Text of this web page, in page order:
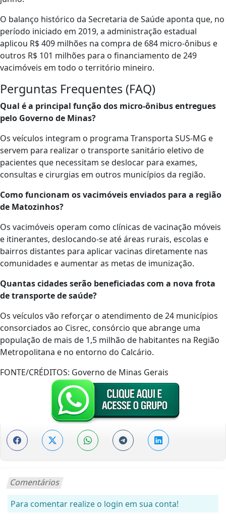
O balanço histórico da Secretaria de Saúde aponta que, no
período iniciado em 2019, a administração estadual
aplicou R$ 409 milhões na compra de 684 micro-ônibus e
outros R$ 101 milhões para o financiamento de 249
vacimóveis em todo o território mineiro.
Perguntas Frequentes (FAQ)
Qual é a principal função dos micro-ônibus entregues
pelo Governo de Minas?
Os veículos integram o programa Transporta SUS-MG e
servem para realizar o transporte sanitário eletivo de
pacientes que necessitam se deslocar para exames,
consultas e cirurgias em outros municípios da região.
Como funcionam os vacimóveis enviados para a região
de Matozinhos?
Os vacimóveis operam como clínicas de vacinação móveis
e itinerantes, deslocando-se até áreas rurais, escolas e
bairros distantes para aplicar vacinas diretamente nas
comunidades e aumentar as metas de imunização.
Quantas cidades serão beneficiadas com a nova frota
de transporte de saúde?
Os veículos vão reforçar o atendimento de 24 municípios
consorciados ao Cisrec, consórcio que abrange uma
população de mais de 1,5 milhão de habitantes na Região
Metropolitana e no entorno do Calcário.
FONTE/CRÉDITOS: Governo de Minas Gerais
Comentários
Para comentar realize o login em sua conta!